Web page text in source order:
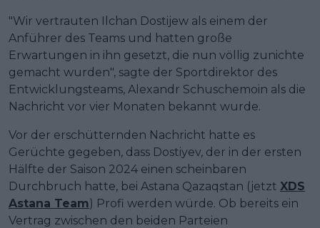
"Wir vertrauten Ilchan Dostijew als einem der
Anführer des Teams und hatten große
Erwartungen in ihn gesetzt, die nun völlig zunichte
gemacht wurden", sagte der Sportdirektor des
Entwicklungsteams, Alexandr Schuschemoin als die
Nachricht vor vier Monaten bekannt wurde.
Vor der erschütternden Nachricht hatte es
Gerüchte gegeben, dass Dostiyev, der in der ersten
Hälfte der Saison 2024 einen scheinbaren
Durchbruch hatte, bei Astana Qazaqstan (jetzt XDS
Astana Team) Profi werden würde. Ob bereits ein
Vertrag zwischen den beiden Parteien